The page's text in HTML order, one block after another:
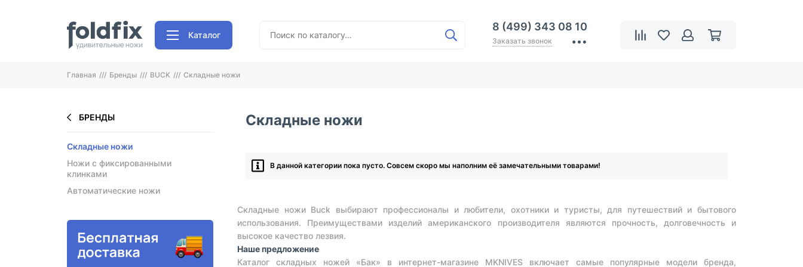
Каталог
8 (499) 343 08 10
Заказать звонок
Главная Бренды BUCK Складные ножи
БРЕНДЫ
Складные ножи
Ножи с фиксированными
клинками
Автоматические ножи
Складные ножи
В данной категории пока пусто. Совсем скоро мы наполним её замечательными товарами!
Складные ножи Buck выбирают профессионалы и любители, охотники и туристы, для путешествий и бытового
использования. Преимуществами изделий американского производителя являются прочность, долговечность и
высокое качество лезвия.
Наше предложение
Каталог складных ножей «Бак» в интернет-магазине MKNIVES включает самые популярные модели бренда,